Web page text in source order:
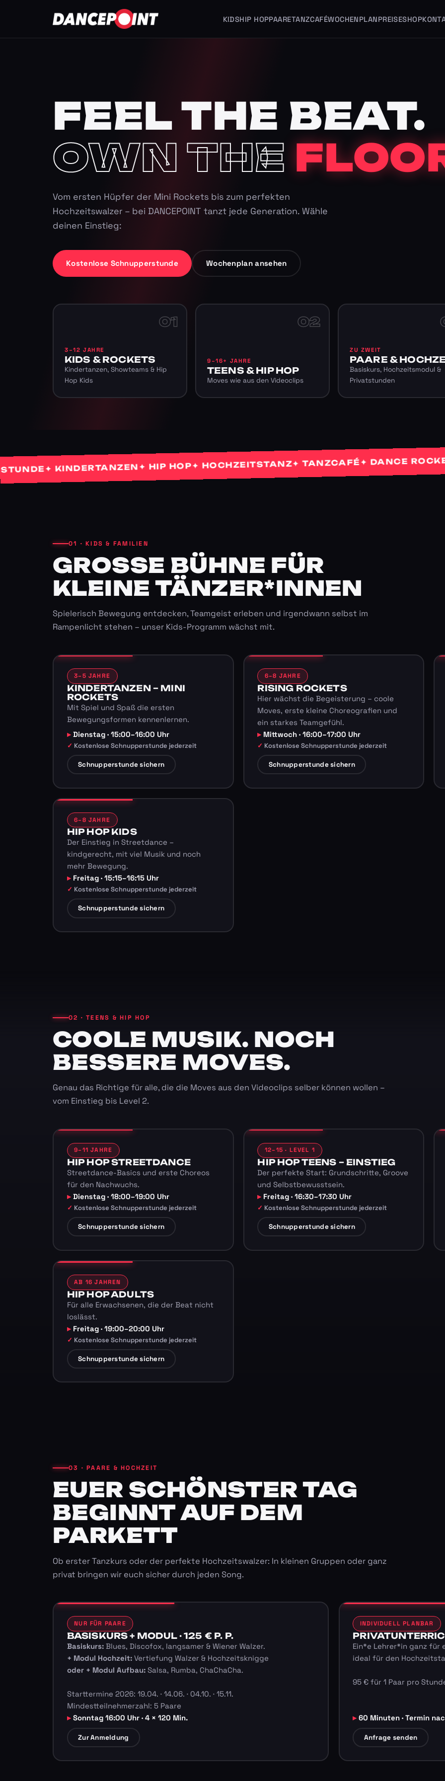
KIDSHIP HOPPAARETANZCAFÉWOCHENPLANPREISESHOP
FEEL THE BEAT.
OWN THE
Vom ersten Hüpfer der Mini Rockets bis zum perfekten
Hochzeitswalzer – bei DANCEPOINT tanzt jede Generation. Wähle
deinen Einstieg:
Kostenlose Schnupperstunde Wochenplan ansehen
01
3–12 JAHRE
KIDS & ROCKETS
Kindertanzen, Showteams & Hip
Hop Kids
02
9–16+ JAHRE
TEENS & HIP HOP
Moves wie aus den Videoclips
ZU ZWEIT
PAARE &
Basiskurs, Hochzeitsmodul &
Privatstunden
✦ KINDERTANZEN✦ HIP HOP✦ HOCHZEITSTANZ✦ TANZCAFÉ✦ DANCE ROCKETS✦
01 · KIDS & FAMILIEN
GROSSE BÜHNE FÜR K
LEINE TÄNZER*INNEN
Spielerisch Bewegung entdecken, Teamgeist erleben und irgendwann selbst im
Rampenlicht stehen – unser Kids-Programm wächst mit.
3–5 JAHRE
KINDERTANZEN – MINI
ROCKETS
Mit Spiel und Spaß die ersten
Bewegungsformen kennenlernen.
Dienstag · 15:00–16:00 Uhr
Kostenlose Schnupperstunde jederzeit
Schnupperstunde sichern
6–8 JAHRE
RISING ROCKETS
Hier wächst die Begeisterung – coole
Moves, erste kleine Choreografien und
ein starkes Teamgefühl.
Mittwoch · 16:00–17:00 Uhr
Kostenlose Schnupperstunde jederzeit
Schnupperstunde sichern
6–8 JAHRE
HIP HOP KIDS
Der Einstieg in Streetdance –
kindgerecht, mit viel Musik und noch
mehr Bewegung.
Freitag · 15:15–16:15 Uhr
Kostenlose Schnupperstunde jederzeit
Schnupperstunde sichern
02 · TEENS & HIP HOP
COOLE MUSIK. NOCH
BESSERE MOVES.
Genau das Richtige für alle, die die Moves aus den Videoclips selber können wollen –
vom Einstieg bis Level 2.
9–11 JAHRE
HIP HOP STREETDANCE
Streetdance-Basics und erste Choreos
für den Nachwuchs.
Dienstag · 18:00–19:00 Uhr
Kostenlose Schnupperstunde jederzeit
Schnupperstunde sichern
12–15 · LEVEL 1
HIP HOP TEENS – EINSTIEG
Der perfekte Start: Grundschritte, Groove
und Selbstbewusstsein.
Freitag · 16:30–17:30 Uhr
Kostenlose Schnupperstunde jederzeit
Schnupperstunde sichern
AB 16 JAHREN
HIP HOP ADULTS
Für alle Erwachsenen, die der Beat nicht
loslässt.
Freitag · 19:00–20:00 Uhr
Kostenlose Schnupperstunde jederzeit
Schnupperstunde sichern
03 · PAARE & HOCHZEIT
EUER SCHÖNSTER TAG
BEGINNT AUF DEM
PARKETT
Ob erster Tanzkurs oder der perfekte Hochzeitswalzer: In kleinen Gruppen oder ganz
privat bringen wir euch sicher durch jeden Song.
NUR FÜR PAARE
BASISKURS + MODUL · 125 € P. P.
Basiskurs:Blues, Discofox, langsamer & Wiener Walzer.
+ Modul Hochzeit:Vertiefung Walzer & Hochzeitsknigge
oder + Modul Aufbau:Salsa, Rumba, ChaChaCha.
Starttermine 2026: 19.04. · 14.06. · 04.10. · 15.11.
Mindestteilnehmerzahl: 5 Paare
Sonntag 16:00 Uhr · 4 × 120 Min.
Zur Anmeldung
INDIVIDUELL PLANBAR
Ein*e Lehrer*in ganz für
ideal für den
95 € für 1 Paar pro
60 Minuten · Termin
Anfrage senden